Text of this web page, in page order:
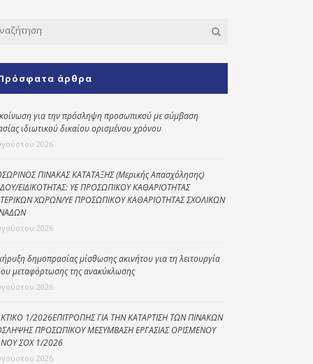
(Κ.Α.Π.Η.)
Κοινωνικό
παντοπωλείο
Kοινωνικό
φαρμακείο
Κέντρο Ημερήσιας
Φροντίδας
Ηλικιωμένων
(Κ.Η.Φ.Η.) Πρέβεζας
άρθρα
για την πρόσληψη προσωπικού με σύμβαση
ιδιωτικού δικαίου ορισμένου χρόνου
2026
ΠΙΝΑΚΑΣ ΚΑΤΑΤΑΞΗΣ (Μερικής Απασχόλησης)
ΕΙΔΙΚΟΤΗΤΑΣ: ΥΕ ΠΡΟΣΩΠΙΚΟΥ ΚΑΘΑΡΙΟΤΗΤΑΣ
ΧΩΡΩΝ/ΥΕ ΠΡΟΣΩΠΙΚΟΥ ΚΑΘΑΡΙΟΤΗΤΑΣ ΣΧΟΛΙΚΩΝ
2026
δημοπρασίας μίσθωσης ακινήτου για τη λειτουργία
μεταφόρτωσης της ανακύκλωσης
2026
1/2026ΕΠΙΤΡΟΠΗΣ ΓΙΑ ΤΗΝ ΚΑΤΑΡΤΙΣΗ ΤΩΝ ΠΙΝΑΚΩΝ
ΠΡΟΣΩΠΙΚΟΥ ΜΕΣΥΜΒΑΣΗ ΕΡΓΑΣΙΑΣ ΟΡΙΣΜΕΝΟΥ
ΣΟΧ 1/2026
2026